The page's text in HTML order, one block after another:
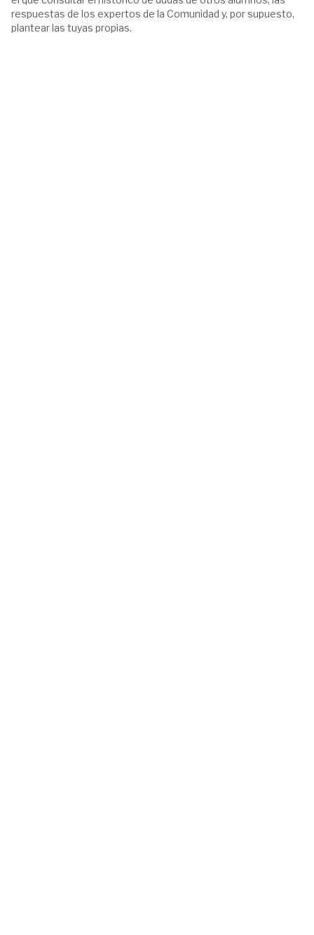
respuestas de los expertos de la Comunidad y, por supuesto,
plantear las tuyas propias.